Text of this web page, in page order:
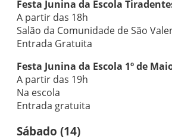
Festa Junina da Escola
A partir das 18h
Salão da Comunidade de São
Entrada Gratuita
Festa Junina da Escola 1º de
A partir das 19h
Na escola
Entrada gratuita
Sábado (14)